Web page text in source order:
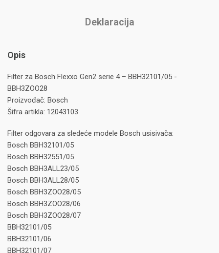
Deklaracija
Opis
Filter za Bosch Flexxo Gen2 serie 4 – BBH32101/05 -
BBH3ZOO28
Proizvođač: Bosch
Šifra artikla: 12043103
Filter odgovara za sledeće modele Bosch usisivača:
Bosch BBH32101/05
Bosch BBH32551/05
Bosch BBH3ALL23/05
Bosch BBH3ALL28/05
Bosch BBH3ZOO28/05
Bosch BBH3ZOO28/06
Bosch BBH3ZOO28/07
BBH32101/05
BBH32101/06
BBH32101/07